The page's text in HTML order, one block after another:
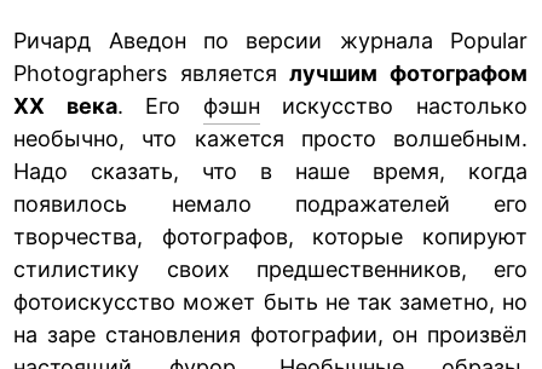
Ричард Аведон по версии журнала Popular
Photographers являетсялучшим фотографом
XX века. Его фэшн искусство настолько
необычно, что кажется просто волшебным.
Надо сказать, что в наше время, когда
появилось немало подражателей его
творчества, фотографов, которые копируют
стилистику своих предшественников, его
фотоискусство может быть не так заметно, но
на заре становления фотографии, он произвёл